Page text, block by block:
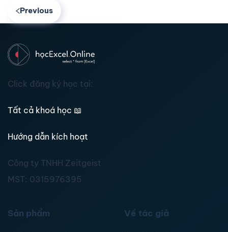
Previous
Click đăng ký học tại:
Tất cả khoá học 📖
Hướng dẫn kích hoạt
Công ty TNHH Zeitgeist
MST: 0315976395
Sản phẩm Về tác giả